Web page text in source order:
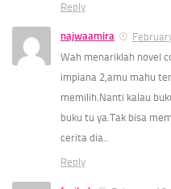
Reply
najwaamira
Wah menariklah novel
impiana 2,amu mahu
memilih.Nanti kalau
buku tu ya.Tak bisa
cerita dia..
Reply